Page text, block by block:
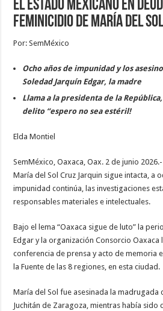
El Estado Mexicano en
feminicidio de María del
Por: SemMéxico
Ocho años de impunidad y los
Soledad Jarquín Edgar, la madre
Llama a la presidenta de la
delito “espero no sea estéril!
Elda Montiel
SemMéxico, Oaxaca, Oax. 2 de junio
María del Sol Cruz Jarquin sigue intacta, a
impunidad continúa, las investigaciones
responsables materiales e intelectuales.
Bajo el lema “Oaxaca sigue de luto” la
Edgar y la organización Consorcio Oaxaca
conferencia de prensa y acto de memoria
la Fuente de las 8 regiones, en esta ciudad.
María del Sol fue asesinada la madrugada
Juchitán de Zaragoza, mientras había sido